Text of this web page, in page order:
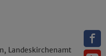
Landeskirchenamt